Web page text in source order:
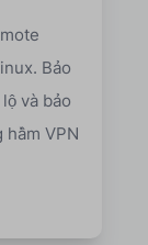
Bảo
và bảo
VPN